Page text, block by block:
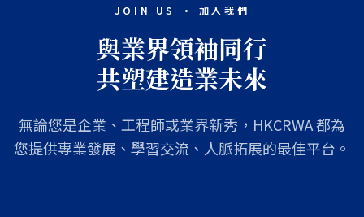
JOIN US · 加入我們
與業界領袖同行
共塑建造業未來
無論您是企業、工程師或業界新秀，HKCRWA 都為
您提供專業發展、學習交流、人脈拓展的最佳平台。